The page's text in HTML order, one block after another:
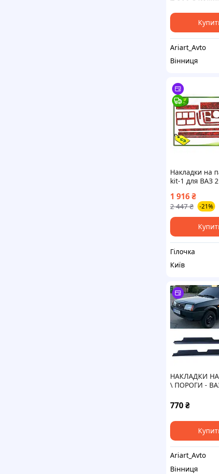
Ariart_Avto
Вінниця
Накладки на
kit-1 для ВАЗ
пластикові
для авто
інтер'єру VE-33
1 916₴
2 447 ₴ -21%
Гілочка
Київ
НАКЛАДКИ
\ ПОРОГИ -
"прямі"
770₴
Ariart_Avto
Вінниця